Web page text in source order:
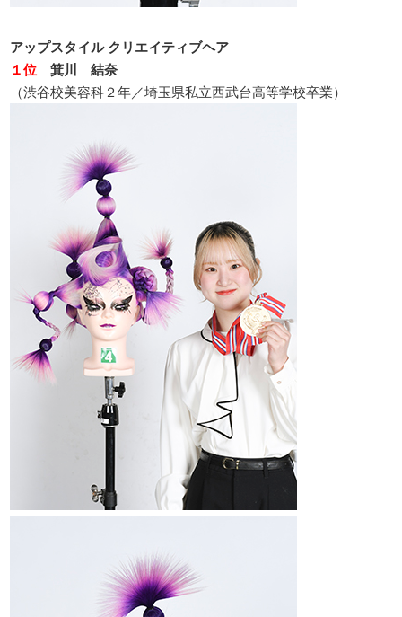
アップスタイル クリエイティブヘア
１位 箕川 結奈
（渋谷校美容科２年／埼玉県私立西武台高等学校卒業）